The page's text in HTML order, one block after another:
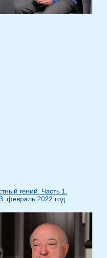
гений. Часть 1.
февраль 2022 год.